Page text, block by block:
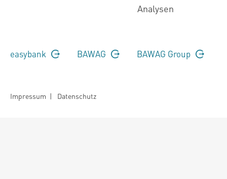
Analysen
easybank BAWAG BAWAG Group
Impressum | Datenschutz